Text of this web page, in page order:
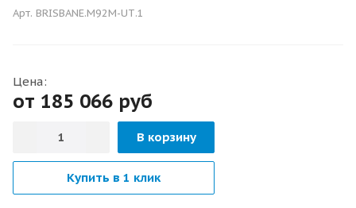
Арт. BRISBANE.M92M-UТ.1
Цена:
от 185 066 руб
В корзину
Купить в 1 клик